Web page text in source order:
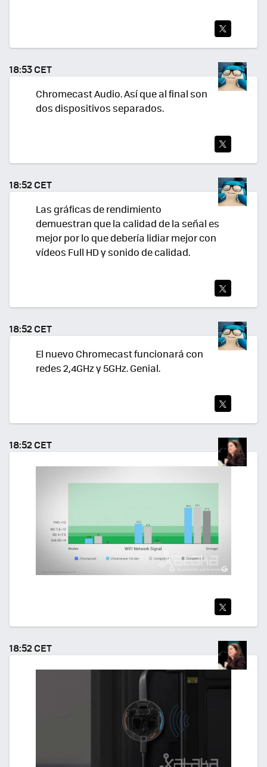
TEA
R
18:53 CET
Chromecast Audio. Así que al final son
dos dispositivos separados.
TEA
R
18:52 CET
Las gráficas de rendimiento
demuestran que la calidad de la señal es
mejor por lo que debería lidiar mejor con
vídeos Full HD y sonido de calidad.
TWI
TEA
R
18:52 CET
El nuevo Chromecast funcionará con
redes 2,4GHz y 5GHz. Genial.
TEA
R
18:52 CET
TEA
R
18:52 CET